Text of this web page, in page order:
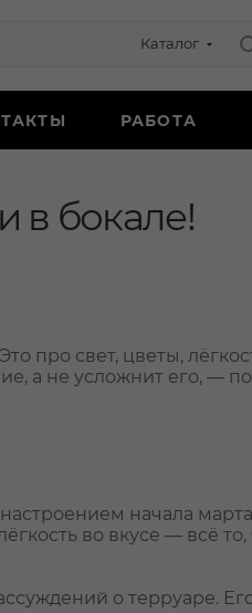
Каталог
РАБОТА
в бокале!
про свет, цветы,
а не усложнит его, —
начала
во вкусе — всё
о терруаре.